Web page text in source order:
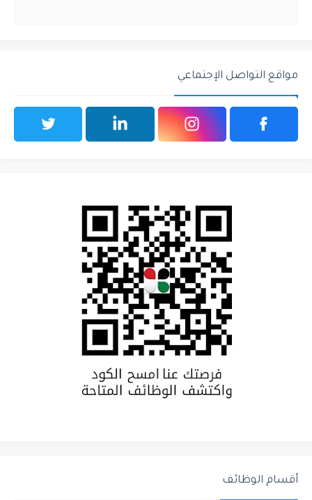
مواقع التواصل الإجتماعي
أقسام الوظائف